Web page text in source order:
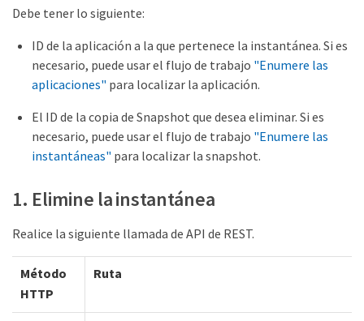
Debe tener lo siguiente:
ID de la aplicación a la que pertenece la instantánea. Si es
necesario, puede usar el flujo de trabajo "Enumere las
aplicaciones" para localizar la aplicación.
El ID de la copia de Snapshot que desea eliminar. Si es
necesario, puede usar el flujo de trabajo "Enumere las
instantáneas" para localizar la snapshot.
1. Elimine la instantánea
Realice la siguiente llamada de API de REST.
Método
HTTP
Ruta